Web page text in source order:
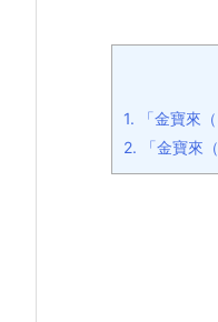
1. 「金寶來
2. 「金寶來